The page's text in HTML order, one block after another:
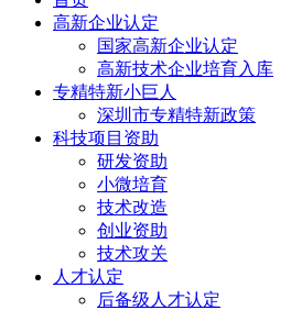
高新企业认定
国家高新企业认定
高新技术企业培育入库
专精特新小巨人
深圳市专精特新政策
科技项目资助
研发资助
小微培育
技术改造
创业资助
技术攻关
人才认定
后备级人才认定